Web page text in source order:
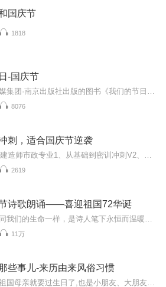
国庆节
1818
-国庆节
8076
刺，适合国庆节逆袭
2619
诗歌朗诵——喜迎祖国72华诞
11万
些事儿-来历由来风俗习惯